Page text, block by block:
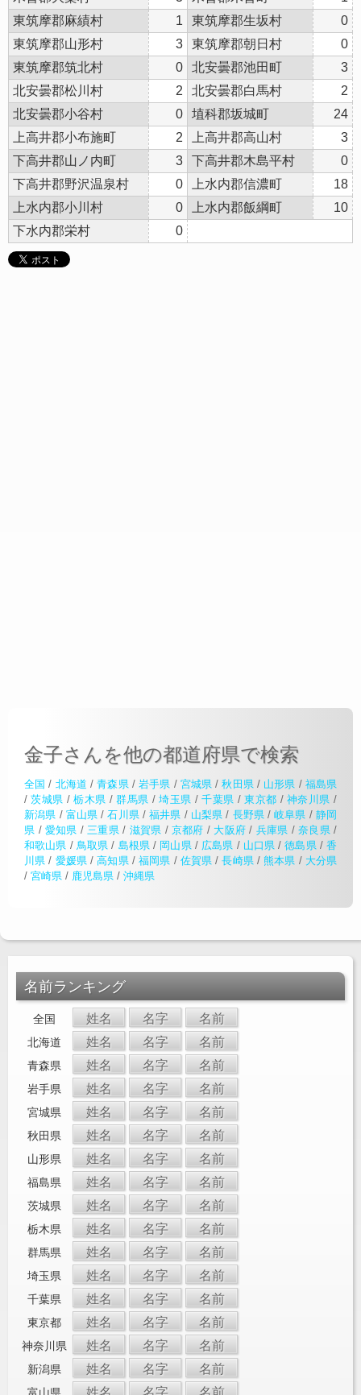
東筑摩郡麻績村
1 東筑摩郡生坂村
0
東筑摩郡山形村
3 東筑摩郡朝日村
0
東筑摩郡筑北村
0 北安曇郡池田町
3
北安曇郡松川村
2 北安曇郡白馬村
2
北安曇郡小谷村
0 埴科郡坂城町
24
上高井郡小布施町
2 上高井郡高山村
3
下高井郡山ノ内町
3 下高井郡木島平村
0
下高井郡野沢温泉村
0 上水内郡信濃町
18
上水内郡小川村
0 上水内郡飯綱町
10
下水内郡栄村
0
金子さんを他の都道府県で検索
全国 / 北海道 /青森県/ 岩手県 / 宮城県 /秋田県/ 山形県 / 福島県
/茨城県 /栃木県 /群馬県 /埼玉県 /千葉県 /東京都 /神奈川県 /
新潟県 / 富山県 /石川県/福井県 / 山梨県 / 長野県/岐阜県 / 静岡
県 / 愛知県 /三重県 / 滋賀県 / 京都府 / 大阪府 / 兵庫県 / 奈良県/
和歌山県 / 鳥取県 / 島根県/ 岡山県/ 広島県 / 山口県 /徳島県/香
川県 / 愛媛県/高知県/ 福岡県 / 佐賀県 /長崎県/熊本県 / 大分県
/ 宮崎県 / 鹿児島県 / 沖縄県
名前ランキング
全国 姓名 名字 名前
北海道 姓名 名字 名前
青森県 姓名 名字 名前
岩手県 姓名 名字 名前
宮城県 姓名 名字 名前
秋田県 姓名 名字 名前
山形県 姓名 名字 名前
福島県 姓名 名字 名前
茨城県 姓名 名字 名前
栃木県 姓名 名字 名前
群馬県 姓名 名字 名前
埼玉県 姓名 名字 名前
千葉県 姓名 名字 名前
東京都 姓名 名字 名前
神奈川県 姓名 名字 名前
新潟県 姓名 名字 名前